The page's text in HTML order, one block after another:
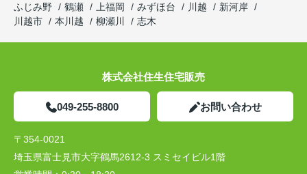
ふじみ野
鶴瀬 上福岡 みずほ台 川越
新河岸
川越市
本川越 柳瀬川 志木
株式会社住生住宅販売
049-255-8800 お問い合わせ
〒354-0021
埼玉県富士見市大字鶴馬2612-3 スミセイビル1階